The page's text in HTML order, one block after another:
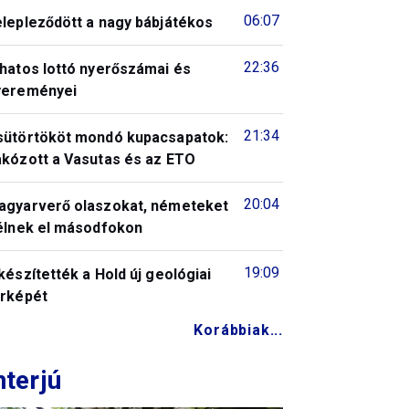
06:07
a nagy bábjátékos
22:36
lottó nyerőszámai és
21:34
mondó kupacsapatok:
a Vasutas és az ETO
20:04
olaszokat, németeket
el másodfokon
19:09
a Hold új geológiai
Korábbiak...